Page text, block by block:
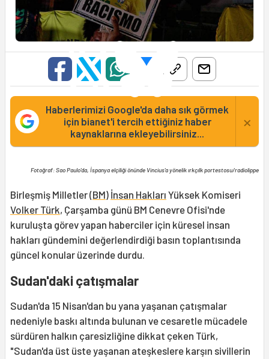
Haberlerimizi Google'da daha sık görmek
için bianet'i tercih ettiğiniz haber
kaynaklarına ekleyebilirsiniz...
×
Fotoğraf: Sao Paulo'da, İspanya elçiliği önünde Vincius'a yönelik ırkçılk portestosu/radiolippe
Birleşmiş Milletler (BM) İnsan Hakları Yüksek Komiseri
Volker Türk, Çarşamba günü BM Cenevre Ofisi'nde
kuruluşta görev yapan haberciler için küresel insan
hakları gündemini değerlendirdiği basın toplantısında
güncel konular üzerinde durdu.
Sudan'daki çatışmalar
Sudan'da 15 Nisan'dan bu yana yaşanan çatışmalar
nedeniyle baskı altında bulunan ve cesaretle mücadele
sürdüren halkın çaresizliğine dikkat çeken Türk,
"Sudan'da üst üste yaşanan ateşkeslere karşın sivillerin